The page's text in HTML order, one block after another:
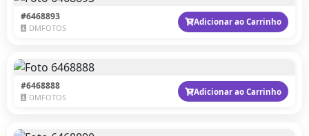
#6468893
DMFOTOS
Adicionar ao Carrinho
#6468888
DMFOTOS
Adicionar ao Carrinho